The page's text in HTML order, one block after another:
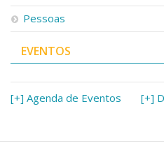
Pessoas
EVENTOS
[+] Agenda de Eventos [+]